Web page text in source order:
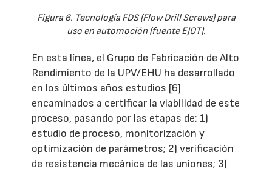
Figura 6. Tecnología FDS (Flow Drill Screws) para
uso en automoción (fuente EJOT).
En esta línea, el Grupo de Fabricación de Alto
Rendimiento de la UPV/EHU ha desarrollado
en los últimos años estudios [6]
encaminados a certificar la viabilidad de este
proceso, pasando por las etapas de: 1)
estudio de proceso, monitorización y
optimización de parámetros; 2) verificación
de resistencia mecánica de las uniones; 3)